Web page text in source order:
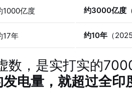
1000亿度 约3000亿度
17年 约10年 （
数，是实打实的
电量，就超过全印